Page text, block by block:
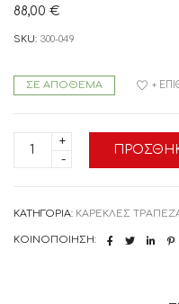
88,00 €
SKU: 300-049
ΣΕ ΑΠΌΘΕΜΑ
Καρέκλα
Katherine
+
ΚΑΤΗΓΟΡΊΑ: ΚΑΡΕΚΛΕΣ
ΚΟΙΝΟΠΟΊΗΣΗ: